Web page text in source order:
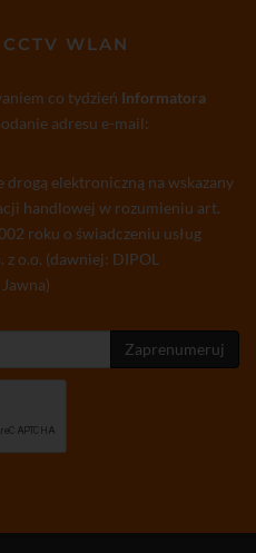
WLAN
co tydzień Informatora
adresu e-mail:
elektroniczną na wskazany
handlowej w rozumieniu art.
roku o świadczeniu usług
o.o. (dawniej: DIPOL
Zaprenumeruj